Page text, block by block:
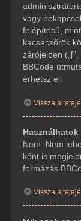
vagy
felépítésű,
kacsacsőrök
zárójelben
BBCode
érhetsz el.
Vissza a
Használhatok
Nem. Nem
ként is
formázás
Vissza a